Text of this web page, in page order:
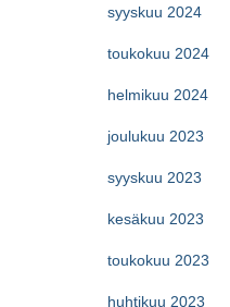
syyskuu 2024
toukokuu 2024
helmikuu 2024
joulukuu 2023
syyskuu 2023
kesäkuu 2023
toukokuu 2023
huhtikuu 2023